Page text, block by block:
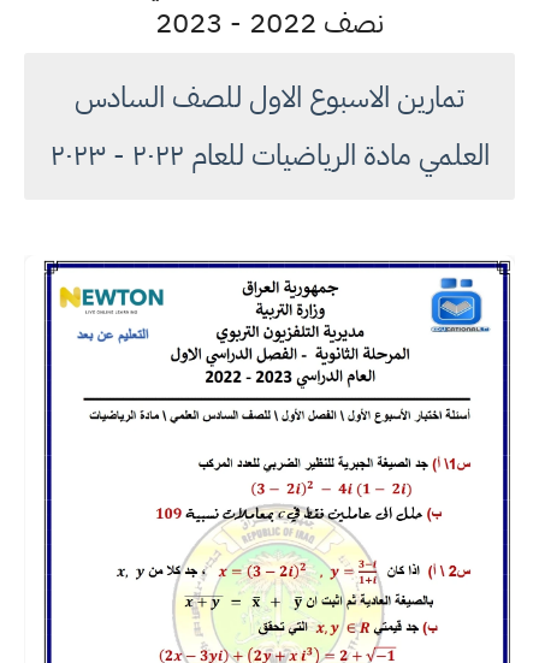
نصف 2022 - 2023
تمارين الاسبوع الاول للصف السادس
العلمي مادة الرياضيات للعام ٢٠٢٢ - ٢٠٢٣